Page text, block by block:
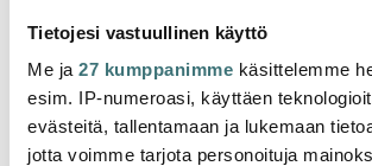
Tietojesi vastuullinen käyttö
Me ja 27 kumppanimme käsittelemme
esim. IP-numeroasi, käyttäen
evästeitä, tallentamaan ja lukemaan
jotta voimme tarjota personoituja
Saatavilla